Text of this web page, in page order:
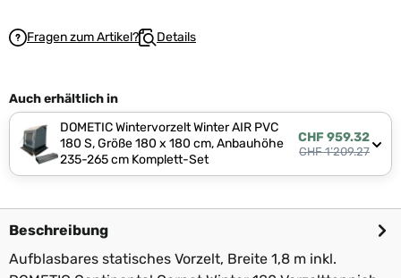
Fragen zum Artikel? Details
Auch erhältlich in
DOMETIC Wintervorzelt Winter AIR PVC
180 S, Größe 180 x 180 cm, Anbauhöhe
235-265 cm Komplett-Set
CHF 959.32
CHF 1’209.27
Beschreibung
Aufblasbares statisches Vorzelt, Breite 1,8 m inkl.